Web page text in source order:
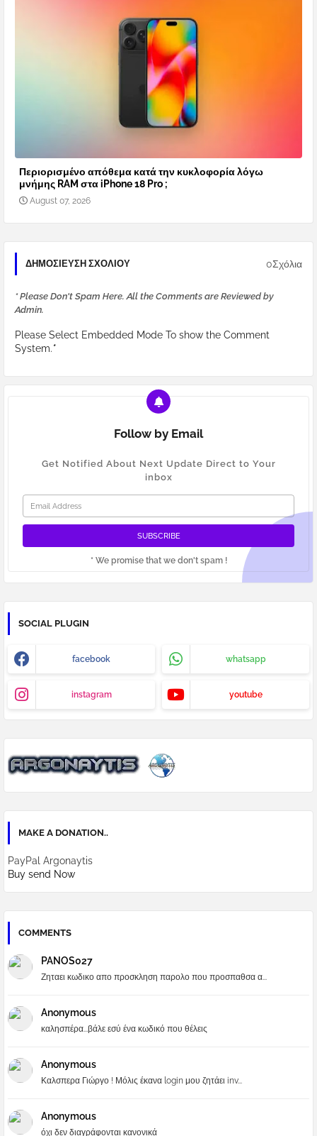
Περιορισμένο απόθεμα κατά την κυκλοφορία λόγω
μνήμης RAM στα iPhone 18 Pro ;
August 07, 2026
ΔΗΜΟΣΊΕΥΣΗ ΣΧΟΛΊΟΥ 0Σχόλια
* Please Don't Spam Here. All the Comments are Reviewed by
Admin.
Please Select Embedded Mode To show the Comment
System.*
Follow by Email
Get Notified About Next Update Direct to Your
inbox
* We promise that we don't spam !
SOCIAL PLUGIN
facebook whatsapp
instagram youtube
MAKE A DONATION..
PayPal Argonaytis
Buy send Now
COMMENTS
PANOS027
Ζηταει κωδικο απο προσκληση παρολο που προσπαθσα α...
Anonymous
καλησπέρα...βάλε εσύ ένα κωδικό που θέλεις
Anonymous
Καλσπερα Γιώργο ! Μόλις έκανα login μου ζητάει inv...
Anonymous
όχι δεν διαγράφονται κανονικά